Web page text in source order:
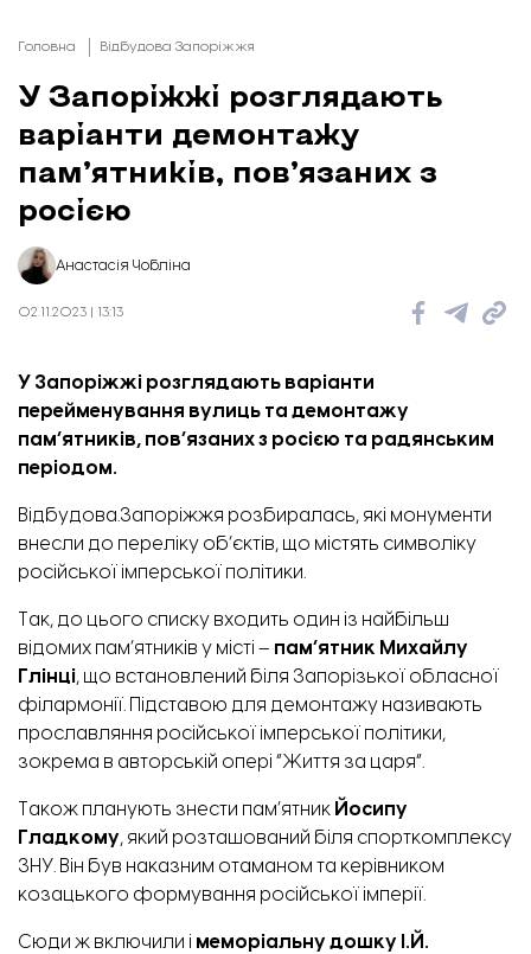
Головна Відбудова Запоріжжя
У Запоріжжі розглядають
варіанти демонтажу
пам’ятників, пов’язаних з
росією
Анастасія Чобліна
02.11.2023 | 13:13
У Запоріжжі розглядають варіанти
перейменування вулиць та демонтажу
пам’ятників, пов’язаних з росією та радянським
періодом.
Відбудова.Запоріжжя розбиралась, які монументи
внесли до переліку об’єктів, що містять символіку
російської імперської політики.
Так, до цього списку входить один із найбільш
відомих пам’ятників у місті – пам’ятник Михайлу
Глінці, що встановлений біля Запорізької обласної
філармонії. Підставою для демонтажу називають
прославляння російської імперської політики,
зокрема в авторській опері “Життя за царя”.
Також планують знести пам’ятник Йосипу
Гладкому, який розташований біля спорткомплексу
ЗНУ. Він був наказним отаманом та керівником
козацького формування російської імперії.
Сюди ж включили і меморіальну дошку І.Й.